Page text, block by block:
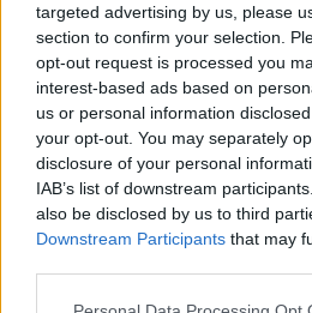
targeted advertising by us, please
section to confirm your selection.
opt-out request is processed you
interest-based ads based on
us or personal information
your opt-out. You may separately
disclosure of your personal
IAB’s list of downstream
also be disclosed by us to third
Downstream Participants that may
Please note that this website/app
pavimento. Per questo il
sequestro penale e adesso,
chiuso, è a disposizione
ROMA, METRO A: INCIDENTE
LEPANTO, UN MORTO >>>
SEGUI LA NOSTRA PAGINA
POTREBBE